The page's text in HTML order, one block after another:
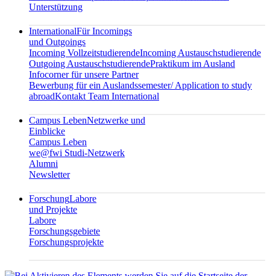
Unterstützung
InternationalFür Incomings
und Outgoings
Incoming VollzeitstudierendeIncoming Austauschstudierende
Outgoing AustauschstudierendePraktikum im Ausland
Infocorner für unsere Partner
Bewerbung für ein Auslandssemester/ Application to study
abroadKontakt Team International
Campus LebenNetzwerke und
Einblicke
Campus Leben
we@fwi Studi-Netzwerk
Alumni
Newsletter
ForschungLabore
und Projekte
Labore
Forschungsgebiete
Forschungsprojekte